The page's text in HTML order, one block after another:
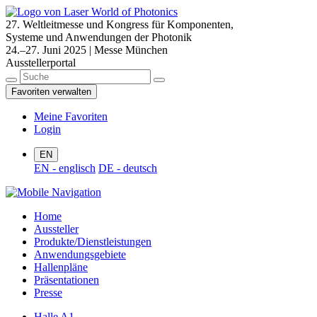
27. Weltleitmesse und Kongress für Komponenten,
Systeme und Anwendungen der Photonik
24.–27. Juni 2025 | Messe München
Ausstellerportal
Favoriten verwalten
Meine Favoriten
Login
EN
EN - englisch DE - deutsch
Home
Aussteller
Produkte/Dienstleistungen
Anwendungsgebiete
Hallenpläne
Präsentationen
Presse